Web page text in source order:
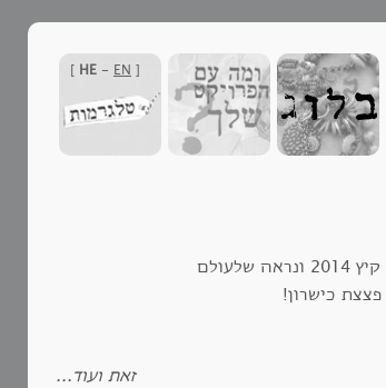
[
HE - EN
]
הכרות שהתחילה בענן הוירלי, המשיכה בלהט מבצע חומת מגן קיץ 2014 ונראה שלעולם
כישרון!
זאת ועוד...